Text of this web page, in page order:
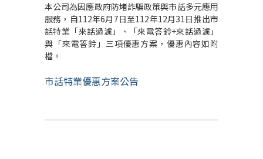
本公司為因應政府防堵詐騙政策與市話多元應用
服務，自112年6月7日至112年12月31日推出市
話特業「來話過濾」、「來電答鈴+來話過濾」
與「來電答鈴」三項優惠方案，優惠內容如附
檔。
市話特業優惠方案公告